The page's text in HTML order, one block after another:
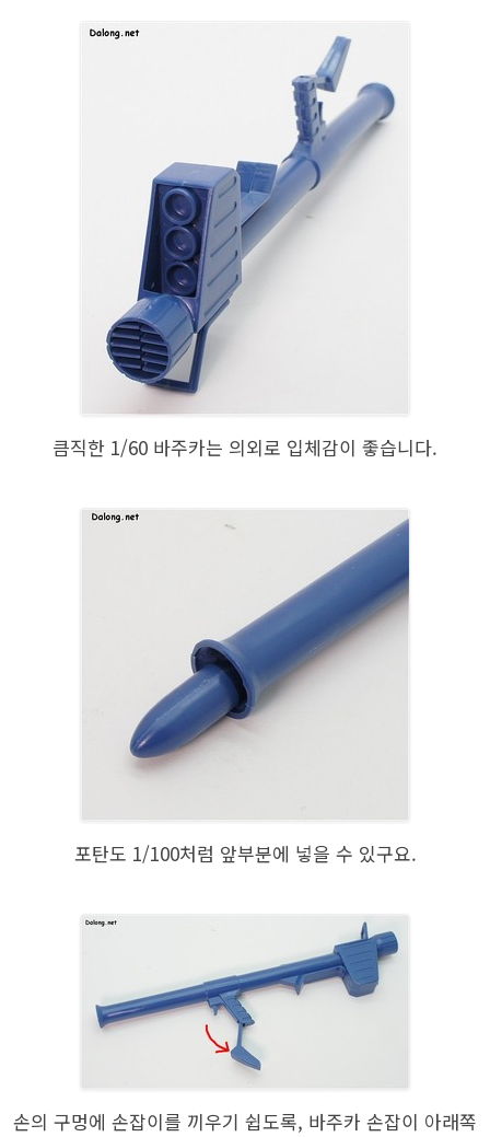
큼직한 1/60 바주카는 의외로 입체감이 좋습니다.
포탄도 1/100처럼 앞부분에 넣을 수 있구요.
손의 구멍에 손잡이를 끼우기 쉽도록, 바주카 손잡이 아래쪽